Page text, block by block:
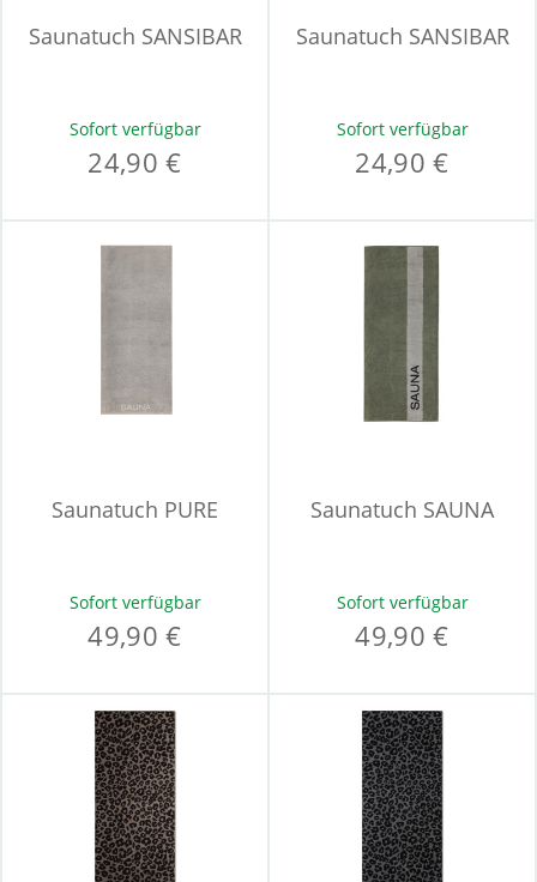
Saunatuch SANSIBAR
Sofort verfügbar
24,90 €
Saunatuch SANSIBAR
Sofort verfügbar
24,90 €
Saunatuch PURE
Sofort verfügbar
49,90 €
Saunatuch SAUNA
Sofort verfügbar
49,90 €